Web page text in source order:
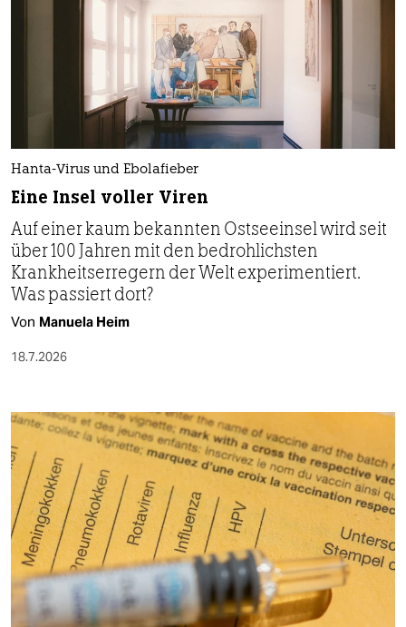
Hanta-Virus und Ebolafieber
Eine Insel voller Viren
Auf einer kaum bekannten Ostseeinsel wird seit
über 100 Jahren mit den bedrohlichsten
Krankheitserregern der Welt experimentiert.
Was passiert dort?
Von Manuela Heim
18.7.2026